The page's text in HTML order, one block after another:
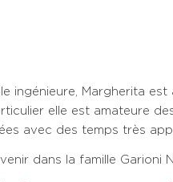
ingénieure, Margherita
elle est amateure
avec des temps très
dans la famille Garioni